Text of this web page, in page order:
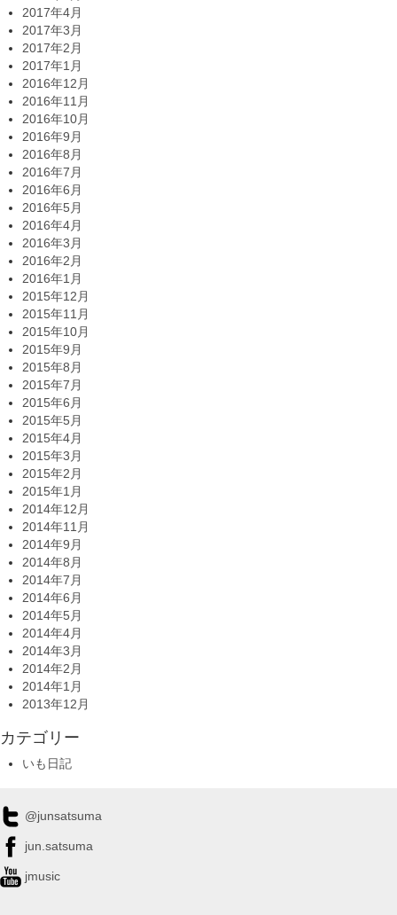
2017年4月
2017年3月
2017年2月
2017年1月
2016年12月
2016年11月
2016年10月
2016年9月
2016年8月
2016年7月
2016年6月
2016年5月
2016年4月
2016年3月
2016年2月
2016年1月
2015年12月
2015年11月
2015年10月
2015年9月
2015年8月
2015年7月
2015年6月
2015年5月
2015年4月
2015年3月
2015年2月
2015年1月
2014年12月
2014年11月
2014年9月
2014年8月
2014年7月
2014年6月
2014年5月
2014年4月
2014年3月
2014年2月
2014年1月
2013年12月
カテゴリー
いも日記
@junsatsuma
jun.satsuma
jmusic